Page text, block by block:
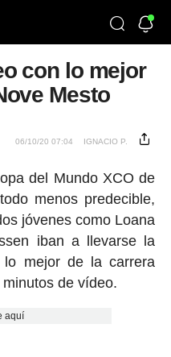
con lo mejor
Mesto
06/10/20 07:04 IGNACIO P.
del Mundo XCO de
menos predecible,
jóvenes como Loana
iban a llevarse la
lo mejor de la carrera
de vídeo.
aquí